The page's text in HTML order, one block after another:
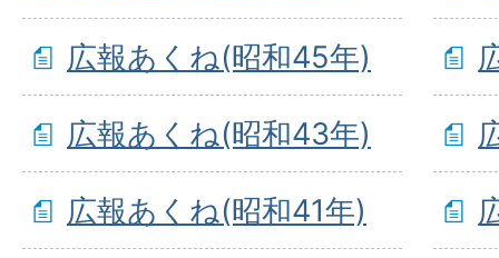
広報あくね(昭和45年)
広報あくね(昭和43年)
広報あくね(昭和41年)